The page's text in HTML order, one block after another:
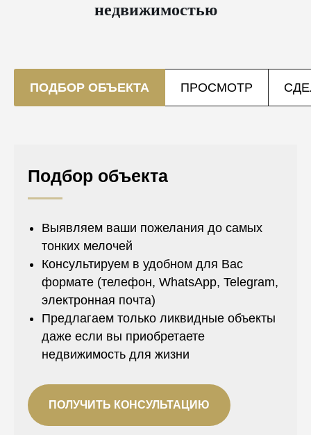
недвижимостью
ПОДБОР ОБЪЕКТА ПРОСМОТР
Подбор объекта
Выявляем ваши пожелания до самых
тонких мелочей
Консультируем в удобном для Вас
формате (телефон, WhatsApp, Telegram,
электронная почта)
Предлагаем только ликвидные объекты
даже если вы приобретаете
недвижимость для жизни
ПОЛУЧИТЬ КОНСУЛЬТАЦИЮ